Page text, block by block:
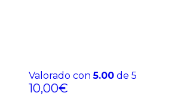
Valorado con5.00 de 5
10,00€